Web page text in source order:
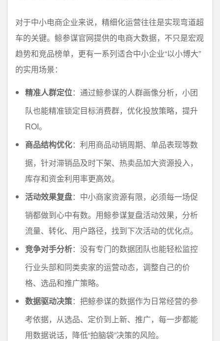
对于中小电商企业来说，精细化运营往往是实现弯道超
车的关键。鲸参谋官网提供的电商大数据，不只是宏观
趋势和竞品榜单，更有一系列适合中小企业“以小博大”
的实用场景：
精准人群定位：通过鲸参谋的人群画像分析，小团
队也能精准锁定目标消费群，优化投放策略，提升
ROI。
商品结构优化：利用商品动销周期、单品表现等数
据，针对滞销品及时下架、热卖品加大资源投入，
库存和资金利用率更高效。
活动效果复盘：中小商家资源有限，必须每一场促
销都做到心中有数。用鲸参谋复盘活动效果，分析
流量、转化、用户路径，找到下次活动的优化点。
竞争对手分析：没有专门的数据团队也能轻松监控
行业头部和同类卖家的运营动态，调整自己的价
格、选品和推广策略。
数据驱动决策：把鲸参谋的数据作为日常经营的参
考依据，从选品、定价到上新、推广，每一步都能
用数据说话，降低“拍脑袋”决策的风险。